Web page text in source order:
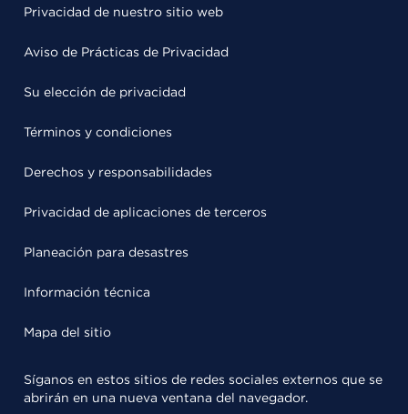
Privacidad de nuestro sitio web
Aviso de Prácticas de Privacidad
Su elección de privacidad
Términos y condiciones
Derechos y responsabilidades
Privacidad de aplicaciones de terceros
Planeación para desastres
Información técnica
Mapa del sitio
Síganos en estos sitios de redes sociales externos que se
abrirán en una nueva ventana del navegador.